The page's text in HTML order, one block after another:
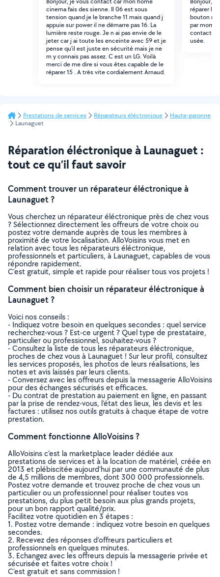
cinema fais des sienne. Il 06 est sous
tension quand je le branche 11 mais quand j
appuie sur power il ne démarre pas 16. La
lumière reste rouge. Je n ai pas envie de le
jeter car j ai toute les enceinte avec 59 et je
pense qu'il est juste en sécurité mais je ne
m y connais pas assez. C est un LG. Voilà
merci de me dire si vous êtes capable de le
réparer 15 . A très vite cordialement Arnaud.
réparer le
bouton
par
contact à
usée.
Prestations de services Réparateurs éléctronique
Haute-garonne
Launaguet
Réparation éléctronique à Launaguet :
tout ce qu’il faut savoir
Comment trouver un réparateur éléctronique à
Launaguet ?
Vous cherchez un réparateur éléctronique près de chez vous
? Sélectionnez directement les offreurs de votre choix ou
postez votre demande auprès de tous les membres à
proximité de votre localisation. AlloVoisins vous met en
relation avec tous les réparateurs éléctronique,
professionnels et particuliers, à Launaguet, capables de vous
répondre rapidement.
C’est gratuit, simple et rapide pour réaliser tous vos projets !
Comment bien choisir un réparateur éléctronique à
Launaguet ?
Voici nos conseils :
- Indiquez votre besoin en quelques secondes : quel service
recherchez-vous ? Est-ce urgent ? Quel type de prestataire,
particulier ou professionnel, souhaitez-vous ?
- Consultez la liste de tous les réparateurs éléctronique,
proches de chez vous à Launaguet ! Sur leur profil, consultez
les services proposés, les photos de leurs réalisations, les
notes et avis laissés par leurs clients.
- Conversez avec les offreurs depuis la messagerie AlloVoisins
pour des échanges sécurisés et efficaces.
- Du contrat de prestation au paiement en ligne, en passant
par la prise de rendez-vous, l’état des lieux, les devis et les
factures : utilisez nos outils gratuits à chaque étape de votre
prestation.
Comment fonctionne AlloVoisins ?
AlloVoisins c’est la marketplace leader dédiée aux
prestations de services et à la location de matériel, créée en
2013 et plébiscitée aujourd’hui par une communauté de plus
de 4,5 millions de membres, dont 300 000 professionnels.
Postez votre demande et trouvez proche de chez vous un
particulier ou un professionnel pour réaliser toutes vos
prestations, du plus petit besoin aux plus grands projets,
pour un bon rapport qualité/prix.
Facilitez votre quotidien en 3 étapes :
1. Postez votre demande : indiquez votre besoin en quelques
secondes.
2. Recevez des réponses d’offreurs particuliers et
professionnels en quelques minutes.
3. Echangez avec les offreurs depuis la messagerie privée et
sécurisée et faites votre choix !
C’est gratuit et sans commission !